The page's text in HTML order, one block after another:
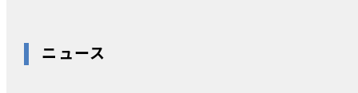
ニュース